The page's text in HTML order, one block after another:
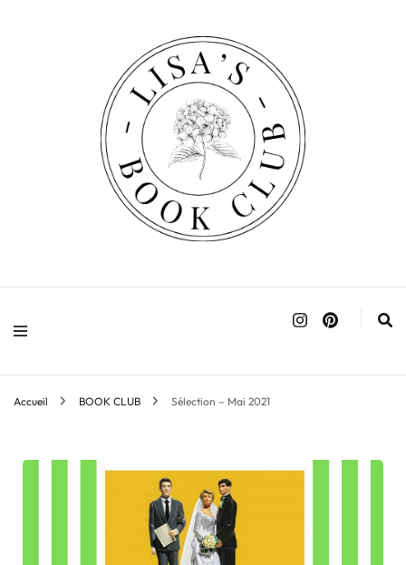
Accueil BOOK CLUB Sélection – Mai 2021